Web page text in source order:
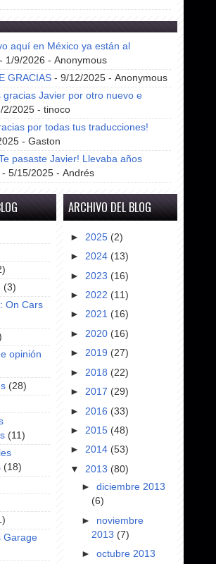
aquí en México ya están al
1/9/2026 - Anonymous
GRACIAS - 9/12/2025 - Anonymous
gracias Javier por otro nuevo e
2025 - tinoco
por todas tus traducciones!
- Gaston
pasaste Javier! Llevaba años
- 5/15/2025 - Andrés
(3)
On Cars
opinión
(28)
(11)
(18)
Garage
ARCHIVO DEL BLOG
► 2025 (2)
► 2024 (13)
► 2023 (16)
► 2022 (11)
► 2021 (16)
► 2020 (16)
► 2019 (27)
► 2018 (22)
► 2017 (29)
► 2016 (33)
► 2015 (48)
► 2014 (53)
▼ 2013 (80)
►diciembre 2013
(6)
► noviembre
2013 (7)
►octubre 2013